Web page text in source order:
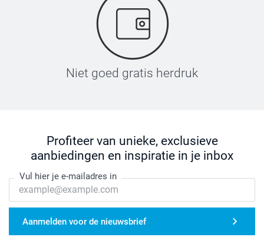
Niet goed gratis herdruk
Profiteer van unieke, exclusieve
aanbiedingen en inspiratie in je inbox
Vul hier je e-mailadres in
Aanmelden voor de nieuwsbrief